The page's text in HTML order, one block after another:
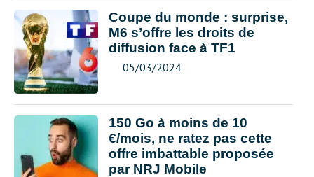
Coupe du monde : surprise,
M6 s’offre les droits de
diffusion face à TF1
05/03/2024
150 Go à moins de 10
€/mois, ne ratez pas cette
offre imbattable proposée
par NRJ Mobile